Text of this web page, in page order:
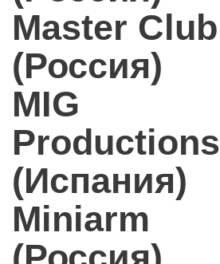
Master Club
(Россия)
MIG
Productions
(Испания)
Miniarm